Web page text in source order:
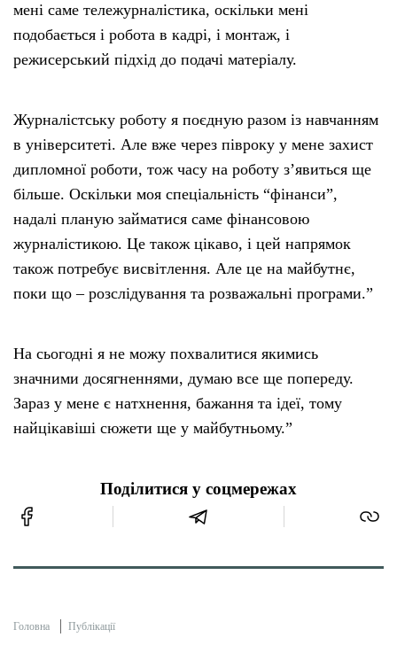
мені саме тележурналістика, оскільки мені
подобається і робота в кадрі, і монтаж, і
режисерський підхід до подачі матеріалу.
Журналістську роботу я поєдную разом із навчанням
в університеті. Але вже через півроку у мене захист
дипломної роботи, тож часу на роботу з’явиться ще
більше. Оскільки моя спеціальність “фінанси”,
надалі планую займатися саме фінансовою
журналістикою. Це також цікаво, і цей напрямок
також потребує висвітлення. Але це на майбутнє,
поки що – розслідування та розважальні програми.”
На сьогодні я не можу похвалитися якимись
значними досягненнями, думаю все ще попереду.
Зараз у мене є натхнення, бажання та ідеї, тому
найцікавіші сюжети ще у майбутньому.”
Поділитися у соцмережах
Головна Публікації